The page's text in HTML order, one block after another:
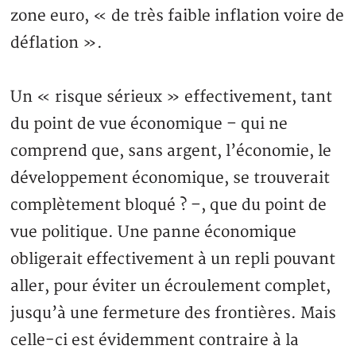
zone euro, « de très faible inflation voire de
déflation ».
Un « risque sérieux » effectivement, tant
du point de vue économique – qui ne
comprend que, sans argent, l’économie, le
développement économique, se trouverait
complètement bloqué ? –, que du point de
vue politique. Une panne économique
obligerait effectivement à un repli pouvant
aller, pour éviter un écroulement complet,
jusqu’à une fermeture des frontières. Mais
celle-ci est évidemment contraire à la